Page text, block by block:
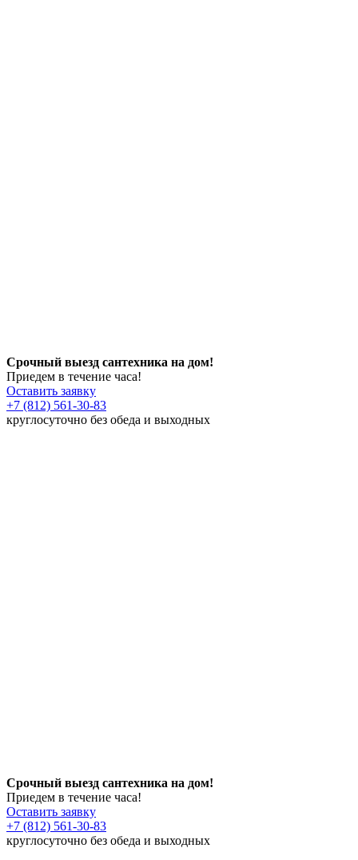
Срочный выезд сантехника на дом!
Приедем в течение часа!
Оставить заявку
+7 (812) 561-30-83
круглосуточно без обеда и выходных
Срочный выезд сантехника на дом!
Приедем в течение часа!
Оставить заявку
+7 (812) 561-30-83
круглосуточно без обеда и выходных